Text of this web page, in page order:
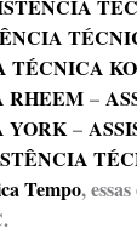
TÉCNICA
RHEEM –
YORK–
Tempo,